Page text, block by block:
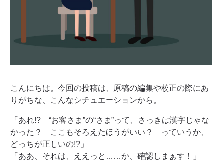
こんにちは。今回の投稿は、原稿の編集や校正の際にあ
りがちな、こんなシチュエーションから。
「あれ!? “お客さま”の“さま”って、さっきは漢字じゃな
かった？ ここもそろえたほうがいい？ っていうか、
どっちが正しいの!?」
「ああ、それは、ええっと……か、確認しまぁす！」